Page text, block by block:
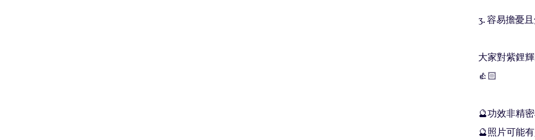
3. 容易擔憂
大家對紫鋰
👍🏻
🔮功效非精
🔮照片可能